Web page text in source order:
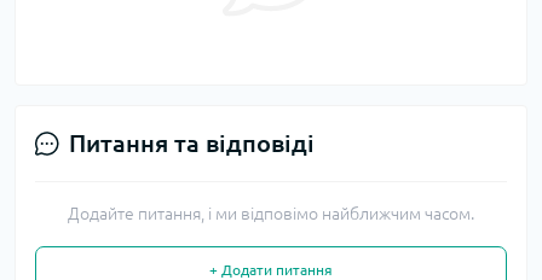
Питання та відповіді
Додайте питання, і ми відповімо найближчим часом.
+ Додати питання